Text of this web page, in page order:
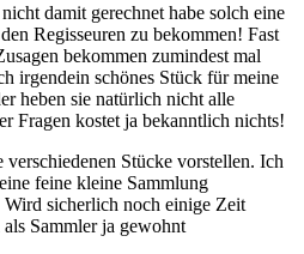
damit gerechnet habe solch eine
Regisseuren zu bekommen! Fast
bekommen zumindest mal
irgendein schönes Stück für meine
heben sie natürlich nicht alle
Fragen kostet ja bekanntlich nichts!
Stücke vorstellen. Ich
feine kleine Sammlung
Wird sicherlich noch einige Zeit
Sammler ja gewohnt